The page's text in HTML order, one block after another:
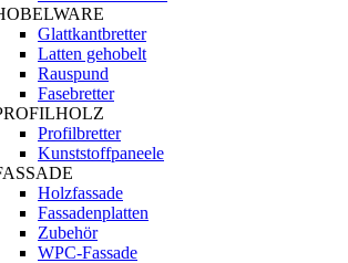
Glattkantbretter
Latten gehobelt
Rauspund
Fasebretter
Profilbretter
Kunststoffpaneele
Holzfassade
Fassadenplatten
Zubehör
WPC-Fassade